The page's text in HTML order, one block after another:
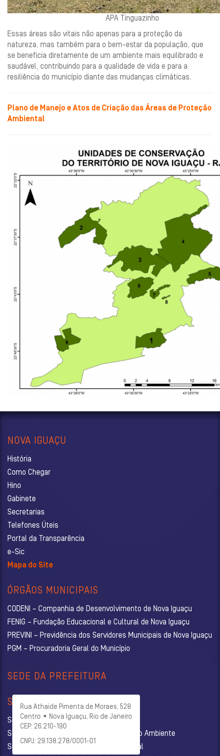
APA Tinguazinho
Essas áreas são vitais não apenas para a proteção da
natureza, mas também para o bem-estar da população, que
se beneficia diretamente de um ambiente mais equilibrado e
saudável, contribuindo para a qualidade de vida e para a
resiliência do município diante das mudanças climáticas.
Plano de Manejo e Atos de Criação das Áreas de Proteção
Ambiental
NOVA IGUAÇU
História
Como Chegar
Hino
Gabinete
Secretarias
Telefones Úteis
Portal da Transparência
e-Sic
Mapa do Site
ÓRGÃOS MUNICIPAIS
CODENI – Companhia de Desenvolvimento de Nova Iguaçu
FENIG – Fundação Educacional e Cultural de Nova Iguaçu
PREVINI – Previdência dos Servidores Municipais de Nova Iguaçu
PGM – Procuradoria Geral do Município
SEDE DA PREFEITURA
Rua Athaide Pimenta de Moraes, 528
Centro • Nova Iguaçu, Rio de Janeiro
CEP: 26.210-190
CNPJ: 29.138.278/0001-01
SECRETARIAS
Secretaria Municipal de Administração
Secretaria Municipal de Agricultura e Meio Ambiente
Secretaria Municipal de Assistência Social